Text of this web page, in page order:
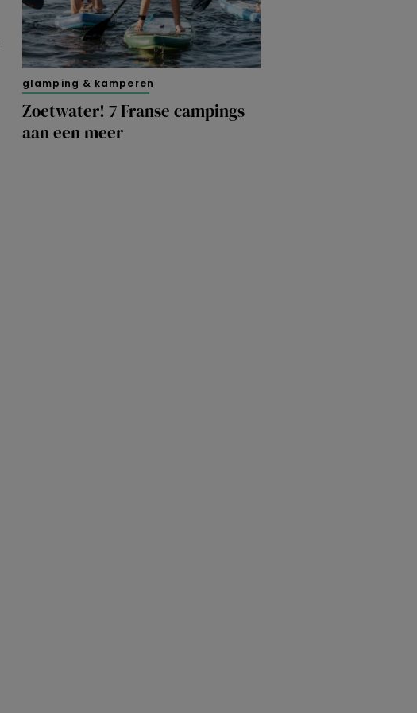
glamping & kamperen
Zoetwater! 7 Franse campings
aan een meer